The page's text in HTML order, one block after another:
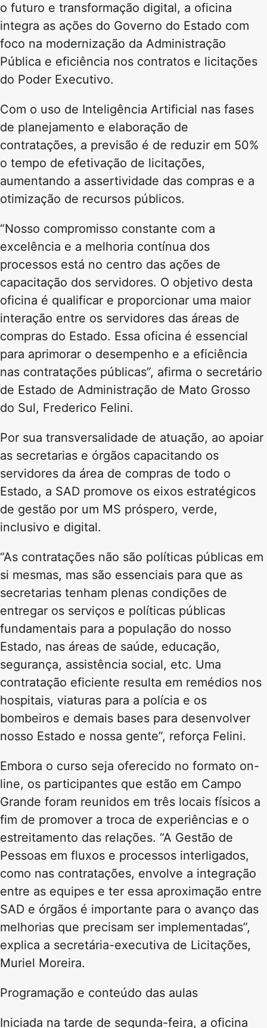
o futuro e transformação digital, a oficina
integra as ações do Governo do Estado com
foco na modernização da Administração
Pública e eficiência nos contratos e licitações
do Poder Executivo.
Com o uso de Inteligência Artificial nas fases
de planejamento e elaboração de
contratações, a previsão é de reduzir em 50%
o tempo de efetivação de licitações,
aumentando a assertividade das compras e a
otimização de recursos públicos.
“Nosso compromisso constante com a
excelência e a melhoria contínua dos
processos está no centro das ações de
capacitação dos servidores. O objetivo desta
oficina é qualificar e proporcionar uma maior
interação entre os servidores das áreas de
compras do Estado. Essa oficina é essencial
para aprimorar o desempenho e a eficiência
nas contratações públicas”, afirma o secretário
de Estado de Administração de Mato Grosso
do Sul, Frederico Felini.
Por sua transversalidade de atuação, ao apoiar
as secretarias e órgãos capacitando os
servidores da área de compras de todo o
Estado, a SAD promove os eixos estratégicos
de gestão por um MS próspero, verde,
inclusivo e digital.
“As contratações não são políticas públicas em
si mesmas, mas são essenciais para que as
secretarias tenham plenas condições de
entregar os serviços e políticas públicas
fundamentais para a população do nosso
Estado, nas áreas de saúde, educação,
segurança, assistência social, etc. Uma
contratação eficiente resulta em remédios nos
hospitais, viaturas para a polícia e os
bombeiros e demais bases para desenvolver
nosso Estado e nossa gente”, reforça Felini.
Embora o curso seja oferecido no formato on-
line, os participantes que estão em Campo
Grande foram reunidos em três locais físicos a
fim de promover a troca de experiências e o
estreitamento das relações. “A Gestão de
Pessoas em fluxos e processos interligados,
como nas contratações, envolve a integração
entre as equipes e ter essa aproximação entre
SAD e órgãos é importante para o avanço das
melhorias que precisam ser implementadas”,
explica a secretária-executiva de Licitações,
Muriel Moreira.
Programação e conteúdo das aulas
Iniciada na tarde de segunda-feira, a oficina